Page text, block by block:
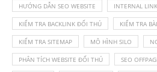
HƯỚNG DẪN SEO WEBSITE INTERNAL LINK
KIỂM TRA BACKLINK ĐỐI THỦ KIỂM TRA
KIỂM TRA SITEMAP MÔ HÌNH SILO
PHÂN TÍCH WEBSITE ĐỐI THỦ SEO